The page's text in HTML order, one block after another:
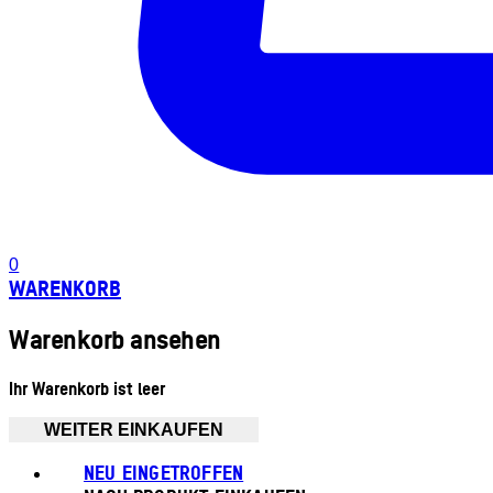
0
WARENKORB
Warenkorb ansehen
Ihr Warenkorb ist leer
WEITER EINKAUFEN
NEU EINGETROFFEN